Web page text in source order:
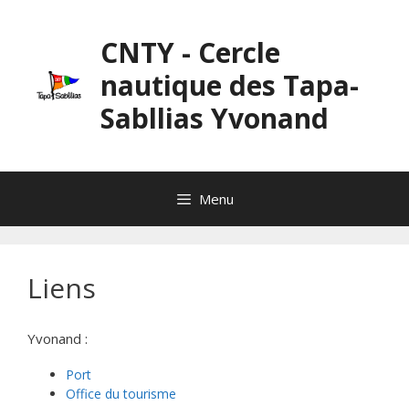
CNTY - Cercle
nautique des Tapa-
Sabllias Yvonand
Menu
Liens
Yvonand :
Port
Office du tourisme